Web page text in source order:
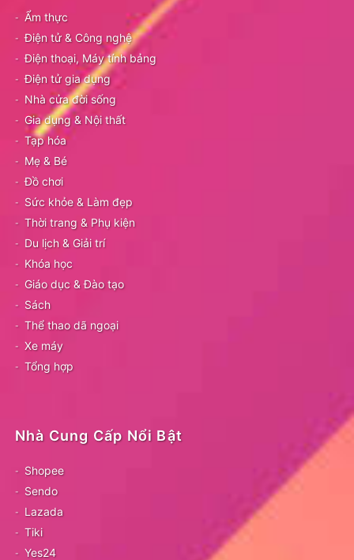
Ẩm thực
Điện tử & Công nghệ
Điện thoại, Máy tính bảng
Điện tử gia dụng
Nhà cửa đời sống
Gia dụng & Nội thất
Tạp hóa
Mẹ & Bé
Đồ chơi
Sức khỏe & Làm đẹp
Thời trang & Phụ kiện
Du lịch & Giải trí
Khóa học
Giáo dục & Đào tạo
Sách
Thể thao dã ngoại
Xe máy
Tổng hợp
Nhà Cung Cấp Nổi Bật
Shopee
Sendo
Lazada
Tiki
Yes24